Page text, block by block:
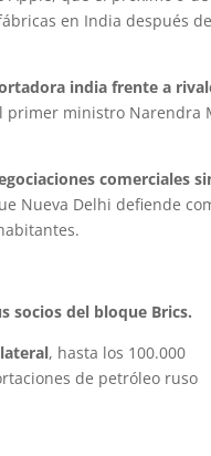
en India después
india frente a
primer ministro Narendra
comerciales
Nueva Delhi defiende
socios del bloque Brics.
, hasta los 100.000
de petróleo ruso